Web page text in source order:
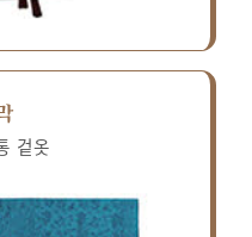
겉옷